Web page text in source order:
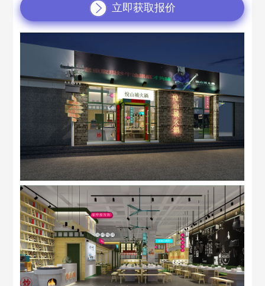
立即获取报价